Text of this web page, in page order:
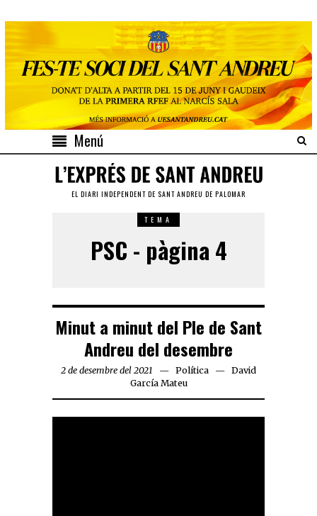
Menú
EL DIARI INDEPENDENT DE SANT ANDREU DE PALOMAR
TEMA
PSC - pàgina 4
Minut a minut del Ple de Sant
Andreu del desembre
2 de desembre del 2021 Política
David
García Mateu